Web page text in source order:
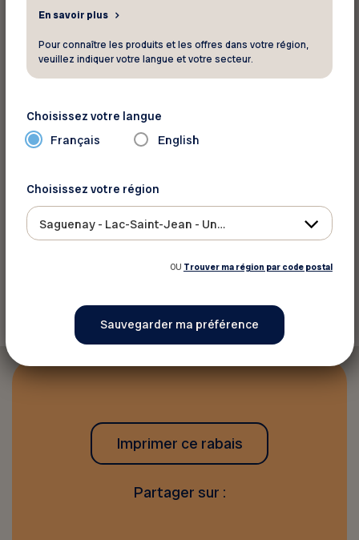
Pour informations
1730, boulevard Talbot
Chicoutimi Québec G7H 7Z3
Site web
Voir la carte
Retourner aux rabais
Imprimer ce rabais
Partager sur :
En savoir plus
Pour connaître les produits et les offres dans votre région,
veuillez indiquer votre langue et votre secteur.
Choisissez votre langue
Français English
Choisissez votre région
Saguenay - Lac-Saint-Jean - Ungava
OU Trouver ma région par code postal